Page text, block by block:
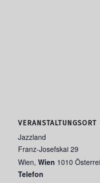
VERANSTALTUNGSORT
Jazzland
Franz-Josefskai 29
Wien, Wien 1010
Telefon